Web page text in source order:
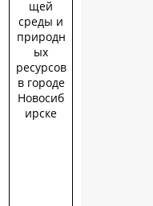
щей
среды и
природн
ых
ресурсов
в городе
Новосиб
ирске